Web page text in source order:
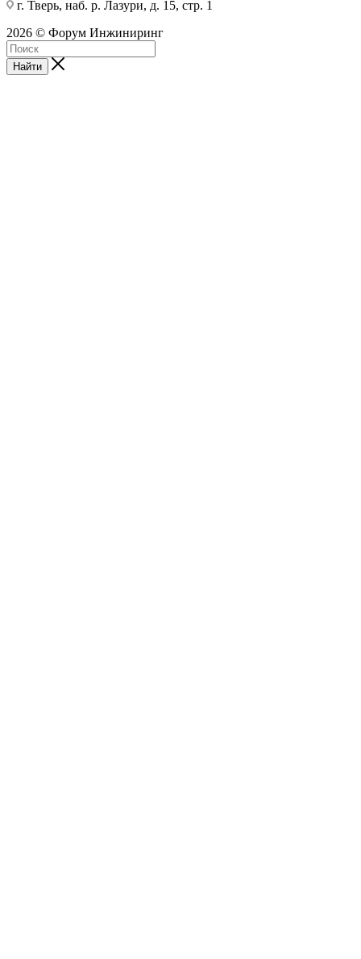
г. Тверь, наб. р. Лазури, д. 15, стр. 1
2026 © Форум Инжиниринг
Найти